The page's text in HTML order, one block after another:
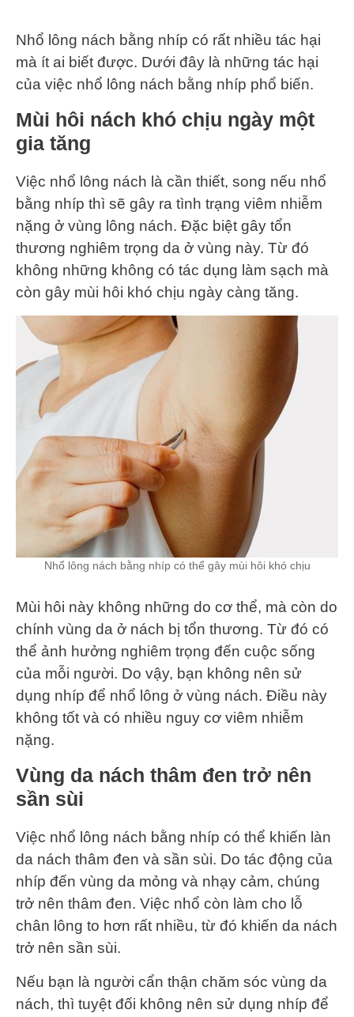
Nhổ lông nách bằng nhíp có rất nhiều tác hại
mà ít ai biết được. Dưới đây là những tác hại
của việc nhổ lông nách bằng nhíp phổ biến.
Mùi hôi nách khó chịu ngày một
gia tăng
Việc nhổ lông nách là cần thiết, song nếu nhổ
bằng nhíp thì sẽ gây ra tình trạng viêm nhiễm
nặng ở vùng lông nách. Đặc biệt gây tổn
thương nghiêm trọng da ở vùng này. Từ đó
không những không có tác dụng làm sạch mà
còn gây mùi hôi khó chịu ngày càng tăng.
Nhổ lông nách bằng nhíp có thể gây mùi hôi khó chịu
Mùi hôi này không những do cơ thể, mà còn do
chính vùng da ở nách bị tổn thương. Từ đó có
thể ảnh hưởng nghiêm trọng đến cuộc sống
của mỗi người. Do vậy, bạn không nên sử
dụng nhíp để nhổ lông ở vùng nách. Điều này
không tốt và có nhiều nguy cơ viêm nhiễm
nặng.
Vùng da nách thâm đen trở nên
sần sùi
Việc nhổ lông nách bằng nhíp có thể khiến làn
da nách thâm đen và sần sùi. Do tác động của
nhíp đến vùng da mỏng và nhạy cảm, chúng
trở nên thâm đen. Việc nhổ còn làm cho lỗ
chân lông to hơn rất nhiều, từ đó khiến da nách
trở nên sần sùi.
Nếu bạn là người cẩn thận chăm sóc vùng da
nách, thì tuyệt đối không nên sử dụng nhíp để